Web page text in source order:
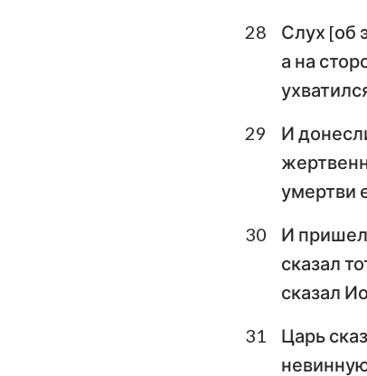
28
Слух [об
а на
29
И
умертви
30
И пришел
сказал
сказал
31
Царь